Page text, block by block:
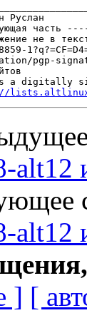
Руслан
часть
не в
pgp-
a digitally
alt12
alt12
] [